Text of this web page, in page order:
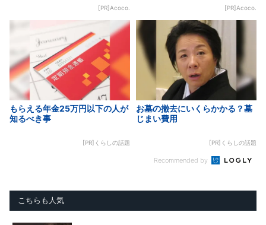
[PR]Acoco. [PR]Acoco.
もらえる年金25万円以下の人が
知るべき事
[PR]くらしの話題
お墓の撤去にいくらかかる？墓
じまい費用
[PR]くらしの話題
Recommended by
こちらも人気